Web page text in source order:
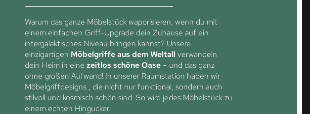
Warum das ganze Möbelstück waporisieren, wenn du mit
einem einfachen Griff-Upgrade dein Zuhause auf ein
intergalaktisches Niveau bringen kannst? Unsere
einzigartigen Möbelgriffe aus dem Weltall verwandeln
dein Heim in eine zeitlos schöne Oase – und das ganz
ohne großen Aufwand! In unserer Raumstation haben wir
Möbelgriffdesigns , die nicht nur funktional, sondern auch
stilvoll und kosmisch schön sind. So wird jedes Möbelstück zu
einem echten Hingucker.